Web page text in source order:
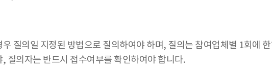
질의일 지정된 방법으로 질의하여야 하며, 질의는 참여업체별 1회에
질의자는 반드시 접수여부를 확인하여야 합니다.